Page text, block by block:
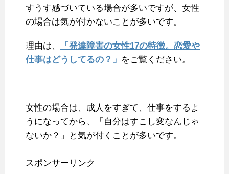
すうす感づいている場合が多いですが、女性
の場合は気が付かないことが多いです。
理由は、
「発達障害の女性17の特徴。恋愛や
仕事はどうしてるの？」 をご覧ください。
女性の場合は、成人をすぎて、仕事をするよ
うになってから、「自分はすこし変なんじゃ
ないか？」と気が付くことが多いです。
スポンサーリンク